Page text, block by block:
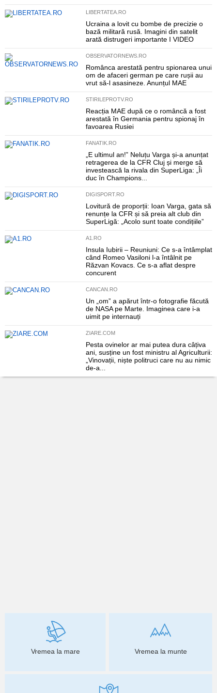
LIBERTATEA.RO
Ucraina a lovit cu bombe de precizie o
bază militară rusă. Imagini din satelit
arată distrugeri importante I VIDEO
OBSERVATORNEWS.RO
Românca arestată pentru spionarea unui
om de afaceri german pe care rușii au
vrut să-l asasineze. Anunțul MAE
STIRILEPROTV.RO
Reacția MAE după ce o româncă a fost
arestată în Germania pentru spionaj în
favoarea Rusiei
FANATIK.RO
„E ultimul an!” Neluțu Varga și-a anunțat
retragerea de la CFR Cluj și merge să
investească la rivala din SuperLiga: „Îi
duc în Champions...
DIGISPORT.RO
Lovitură de proporții: Ioan Varga, gata să
renunțe la CFR și să preia alt club din
SuperLigă: „Acolo sunt toate condițiile”
A1.RO
Insula Iubirii – Reuniuni: Ce s-a întâmplat
când Romeo Vasiloni l-a întâlnit pe
Răzvan Kovacs. Ce s-a aflat despre
concurent
CANCAN.RO
Un „om” a apărut într-o fotografie făcută
de NASA pe Marte. Imaginea care i-a
uimit pe internauți
ZIARE.COM
Pesta ovinelor ar mai putea dura câțiva
ani, susține un fost ministru al Agriculturii:
„Vinovații, niște politruci care nu au nimic
de-a...
Vremea la mare Vremea la munte